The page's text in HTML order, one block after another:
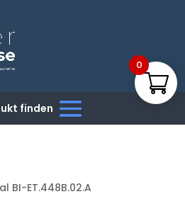
BI-ET.448B.02.A
0